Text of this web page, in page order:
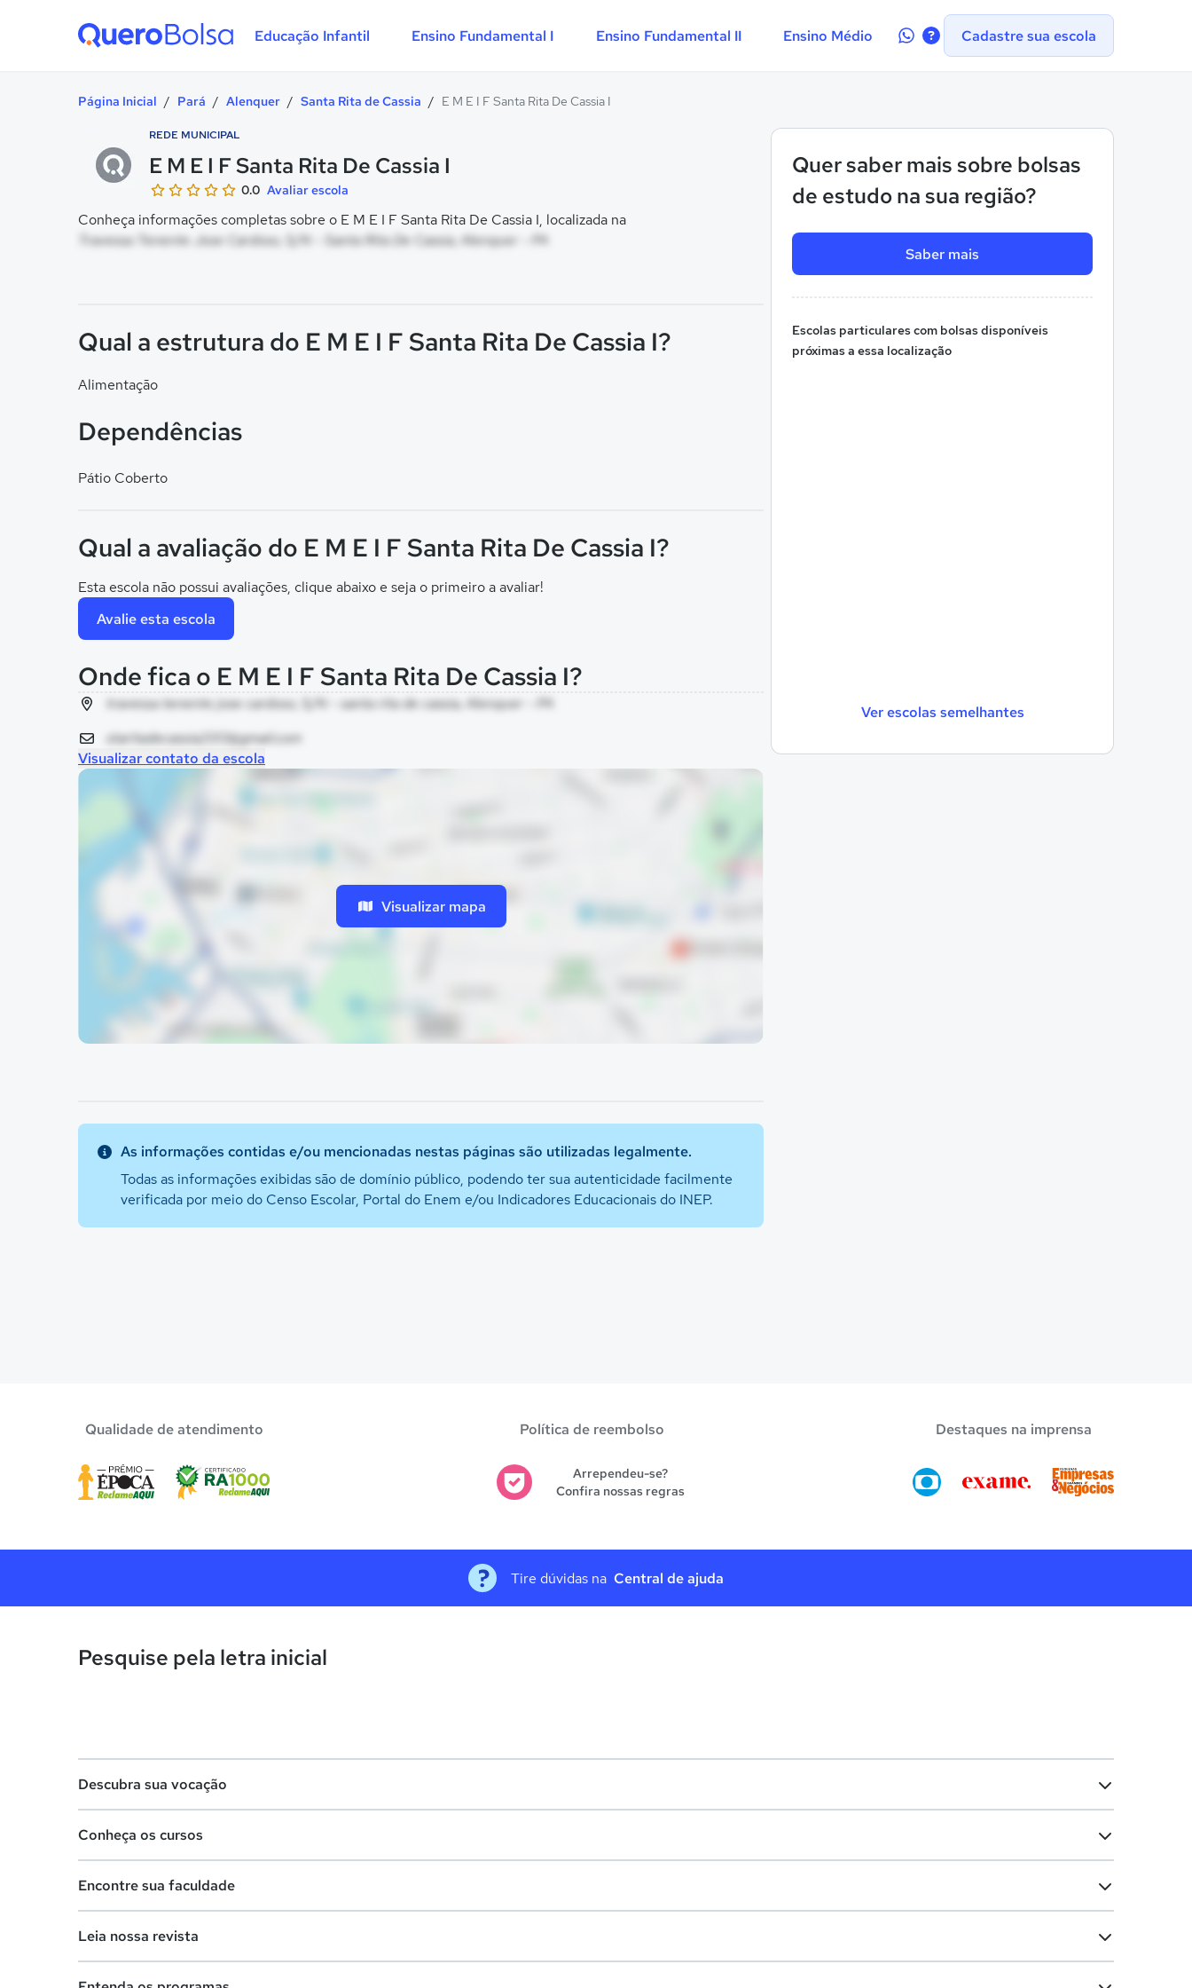
Educação Infantil Ensino Fundamental I Ensino Fundamental II Ensino Médio
Contate-Cadastre sua escola
Página Inicial / Pará / Alenquer / Santa Rita de Cassia / E M E I F Santa Rita De Cassia I
REDE MUNICIPAL
E M E I F Santa Rita De Cassia I
0.0 Avaliar escola
Conheça informações completas sobre o E M E I F Santa Rita De Cassia I, localizada na
Travessa Tenente Jose Cardoso, S/N - Santa Rita De Cassia, Alenquer - PA
Quer saber mais sobre bolsas
de estudo na sua região?
Saber mais
Escolas particulares com bolsas disponíveis
próximas a essa localização
Ver escolas semelhantes
Qual a estrutura do E M E I F Santa Rita De Cassia I?
Alimentação
Dependências
Pátio Coberto
Qual a avaliação do E M E I F Santa Rita De Cassia I?
Esta escola não possui avaliações, clique abaixo e seja o primeiro a avaliar!
Avalie esta escola
Onde fica o E M E I F Santa Rita De Cassia I?
travessa tenente jose cardoso, S/N - santa rita de cassia, Alenquer - PA
staritadecassia2013@gmail.com
Visualizar contato da escola
Visualizar mapa
As informações contidas e/ou mencionadas nestas páginas são utilizadas legalmente.
Todas as informações exibidas são de domínio público, podendo ter sua autenticidade facilmente
verificada por meio do Censo Escolar, Portal do Enem e/ou Indicadores Educacionais do INEP.
Qualidade de atendimento Política de reembolso
Arrependeu-se?
Confira nossas regras
Destaques na imprensa
Tire dúvidas na Central de ajuda
Pesquise pela letra inicial
Descubra sua vocação
Lista de profissões
Conheça os cursos
Cursos de graduação
Encontre sua faculdade
Leia nossa revista